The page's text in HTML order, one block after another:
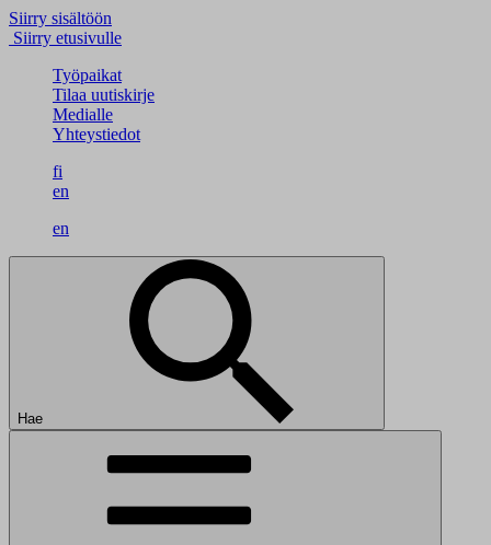
Siirry sisältöön
Siirry etusivulle
Työpaikat
Tilaa uutiskirje
Medialle
Yhteystiedot
fi
en
en
Hae